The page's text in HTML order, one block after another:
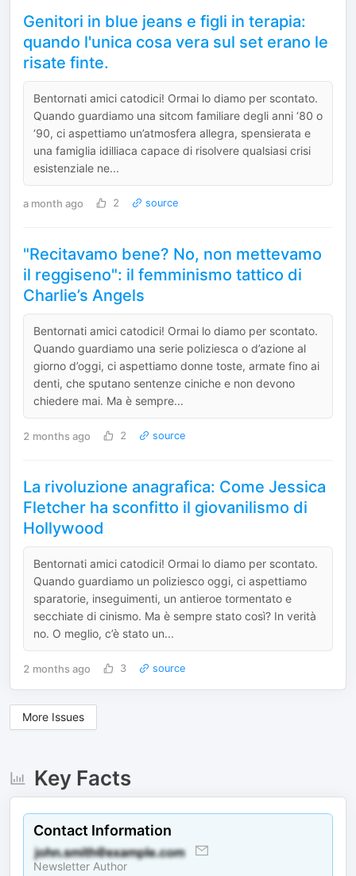
Genitori in blue jeans e figli in terapia:
quando l'unica cosa vera sul set erano le
risate finte.
Bentornati amici catodici! Ormai lo diamo per scontato.
Quando guardiamo una sitcom familiare degli anni ‘80 o
‘90, ci aspettiamo un’atmosfera allegra, spensierata e
una famiglia idilliaca capace di risolvere qualsiasi crisi
esistenziale ne...
a month ago 2 source
"Recitavamo bene? No, non mettevamo
il reggiseno": il femminismo tattico di
Charlie’s Angels
Bentornati amici catodici! Ormai lo diamo per scontato.
Quando guardiamo una serie poliziesca o d’azione al
giorno d’oggi, ci aspettiamo donne toste, armate fino ai
denti, che sputano sentenze ciniche e non devono
chiedere mai. Ma è sempre...
2 months ago 2 source
La rivoluzione anagrafica: Come Jessica
Fletcher ha sconfitto il giovanilismo di
Hollywood
Bentornati amici catodici! Ormai lo diamo per scontato.
Quando guardiamo un poliziesco oggi, ci aspettiamo
sparatorie, inseguimenti, un antieroe tormentato e
secchiate di cinismo. Ma è sempre stato così? In verità
no. O meglio, c’è stato un...
2 months ago 3 source
More Issues
Key Facts
Contact Information
Newsletter Author